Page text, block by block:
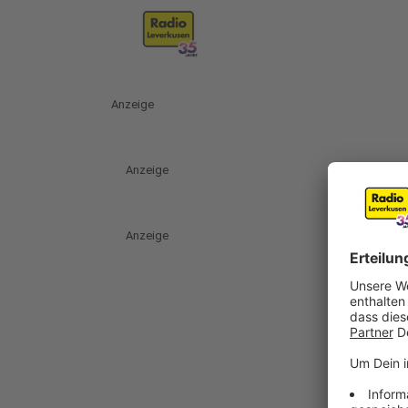
Anzeige
Anzeige
Anzeige